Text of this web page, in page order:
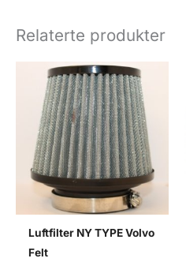
Relaterte produkter
Luftfilter NY TYPE Volvo
Felt